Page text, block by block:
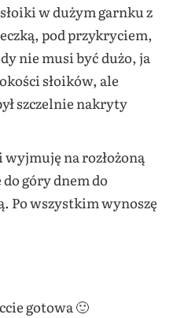
w dużym garnku z
pod przykryciem,
nie musi być dużo, ja
słoików, ale
szczelnie nakryty
wyjmuję na rozłożoną
do góry dnem do
Po wszystkim wynoszę
gotowa 🙂